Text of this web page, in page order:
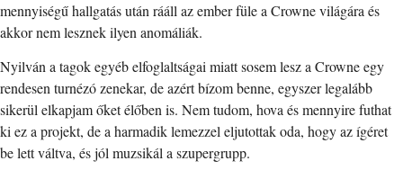
mennyiségű hallgatás után rááll az ember füle a Crowne világára és
akkor nem lesznek ilyen anomáliák.
Nyilván a tagok egyéb elfoglaltságai miatt sosem lesz a Crowne egy
rendesen turnézó zenekar, de azért bízom benne, egyszer legalább
sikerül elkapjam őket élőben is. Nem tudom, hova és mennyire futhat
ki ez a projekt, de a harmadik lemezzel eljutottak oda, hogy az ígéret
be lett váltva, és jól muzsikál a szupergrupp.